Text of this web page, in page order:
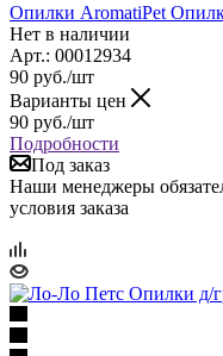
Опилки AromatiPet
Нет в наличии
Арт.: 00012934
90 руб./шт
Варианты цен
90 руб./шт
Подробности
Под заказ
Наши менеджеры
условия заказа